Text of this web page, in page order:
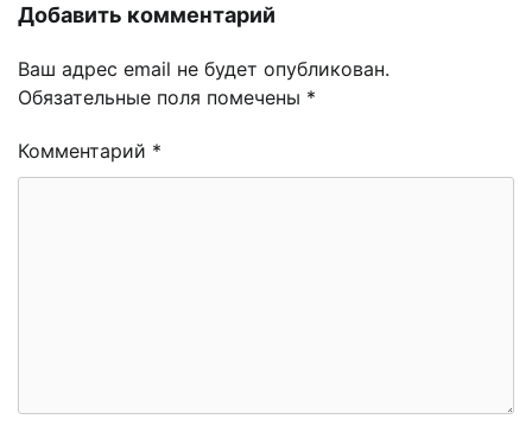
Добавить комментарий
Ваш адрес email не будет опубликован.
Обязательные поля помечены *
Комментарий *